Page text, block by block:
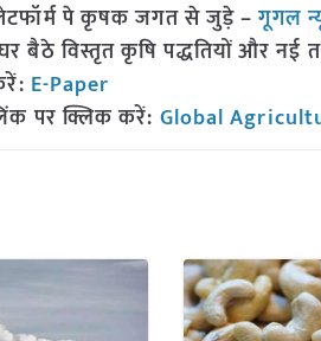
पे कृषक जगत से जुड़े –गूगल
बैठे विस्तृत कृषि पद्धतियों और
E-Paper
पर क्लिक करें: Global